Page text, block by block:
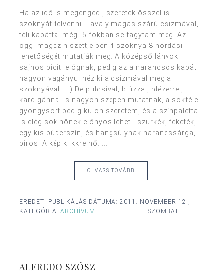
Ha az idő is megengedi, szeretek ősszel is
szoknyát felvenni. Tavaly magas szárú csizmával,
téli kabáttal még -5 fokban se fagytam meg. Az
oggi magazin szettjeiben 4 szoknya 8 hordási
lehetőségét mutatják meg. A középső lányok
sajnos picit lelógnak, pedig az a narancsos kabát
nagyon vagányul néz ki a csizmával meg a
szoknyával... :) De pulcsival, blúzzal, blézerrel,
kardigánnal is nagyon szépen mutatnak, a sokféle
gyöngysort pedig külön szeretem, és a színpaletta
is elég sok nőnek előnyös lehet - szürkék, feketék,
egy kis púderszín, és hangsúlynak narancssárga,
piros. A kép klikkre nő. ...
OLVASS TOVÁBB
EREDETI PUBLIKÁLÁS DÁTUMA: 2011. NOVEMBER 12.,
SZOMBAT
KATEGÓRIA: ARCHÍVUM
ALFREDO SZÓSZ